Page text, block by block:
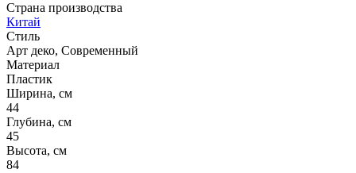
Страна производства
Китай
Стиль
Арт деко, Современный
Материал
Пластик
Ширина, см
44
Глубина, см
45
Высота, см
84